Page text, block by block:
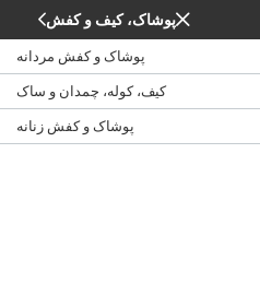
پوشاک، کیف و کفش
پوشاک و کفش مردانه
کیف، کوله، چمدان و ساک
پوشاک و کفش زنانه
خانه / لپ‌تاپ، کامپیوتر، اداری /